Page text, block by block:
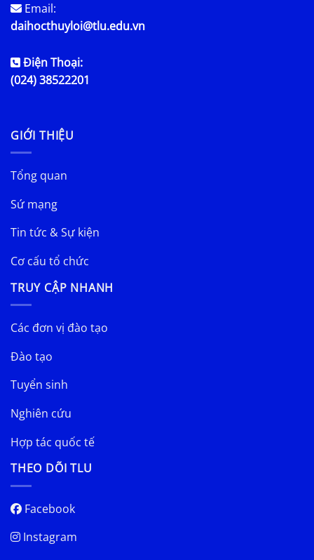
Email:
daihocthuyloi@tlu.edu.vn
Điện Thoại:
(024) 38522201
GIỚI THIỆU
Tổng quan
Sứ mạng
Tin tức & Sự kiện
Cơ cấu tổ chức
TRUY CẬP NHANH
Các đơn vị đào tạo
Đào tạo
Tuyển sinh
Nghiên cứu
Hợp tác quốc tế
THEO DÕI TLU
Facebook
Instagram